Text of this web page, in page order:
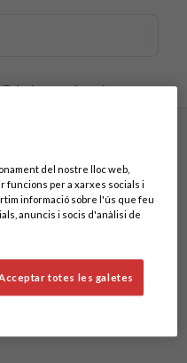
uns instants i et
Galeries Jugadors
del nostre lloc web,
funcions per a xarxes socials i
informació sobre l'ús que feu
anuncis i socis d'anàlisi de
totes les galetes